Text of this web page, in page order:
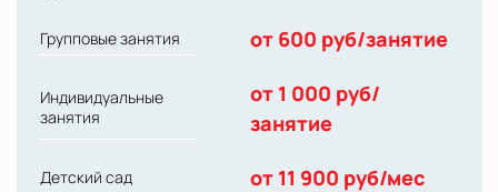
Групповые занятия от 600 руб/занятие
Индивидуальные
занятия
от 1 000 руб/
занятие
Детский сад от 11 900 руб/мес